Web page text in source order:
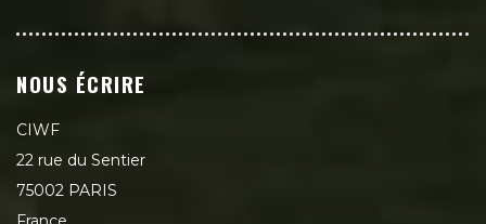
NOUS ÉCRIRE
CIWF
22 rue du Sentier
75002 PARIS